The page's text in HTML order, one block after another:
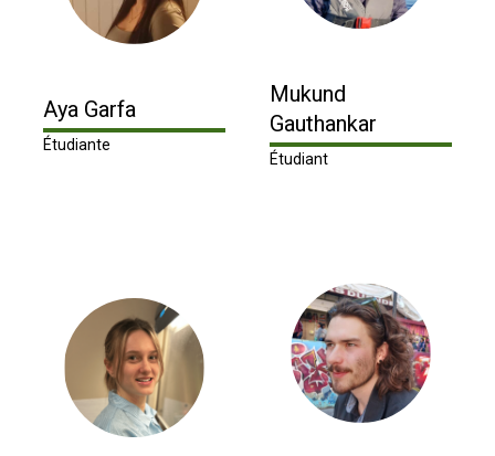
Aya Garfa
Étudiante
Mukund
Gauthankar
Étudiant